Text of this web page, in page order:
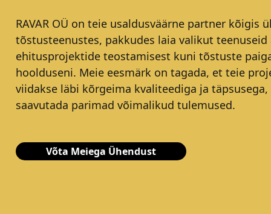
RAVAR OÜ on teie usaldusväärne partner kõigis
tõstusteenustes, pakkudes laia valikut teenuseid
ehitusprojektide teostamisest kuni tõstuste
hoolduseni. Meie eesmärk on tagada, et teie
viidakse läbi kõrgeima kvaliteediga ja täpsusega,
saavutada parimad võimalikud tulemused.
Võta Meiega Ühendust